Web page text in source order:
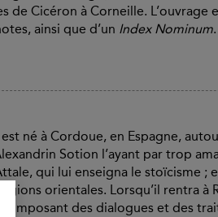
Cicéron à Corneille. L’ouvrage
ainsi que d’un Index Nominum.
né à Cordoue, en Espagne,
Sotion l’ayant par trop
qui lui enseigna le stoïcisme ;
orientales. Lorsqu’il rentra à
des dialogues et des